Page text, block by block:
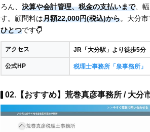
ろん、 決算や会計管理、税金の支払いまで、
す。顧問料は月額22,000円(税込)から。大分市
ひとつです
アクセス JR「大分駅」より徒歩5分
公式HP 税理士事務所「泉事務所」
02.【おすすめ】荒巻真彦事務所 / 大分